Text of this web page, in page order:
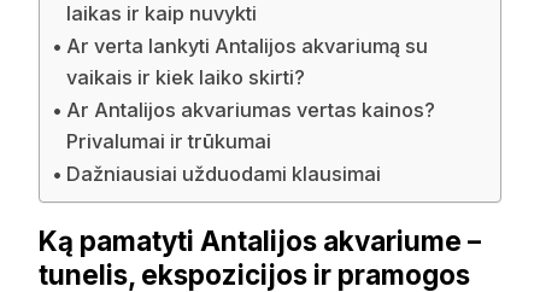
laikas ir kaip nuvykti
Ar verta lankyti Antalijos akvariumą su
vaikais ir kiek laiko skirti?
Ar Antalijos akvariumas vertas kainos?
Privalumai ir trūkumai
Dažniausiai užduodami klausimai
Ką pamatyti Antalijos akvariume –
tunelis, ekspozicijos ir pramogos